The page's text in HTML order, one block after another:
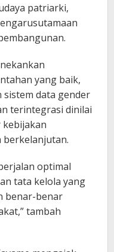
patriarki,
yang baik,
sistem data gender
terintegrasi dinilai
kebijakan
berkelanjutan.
optimal
tata kelola yang
benar-benar
tambah